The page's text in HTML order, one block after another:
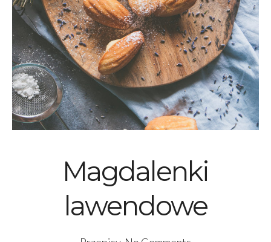
Magdalenki
lawendowe